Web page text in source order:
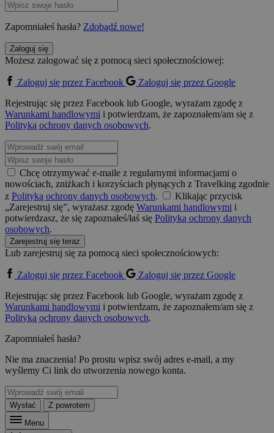
Zapomniałeś hasła? Zdobądź nowe!
Zaloguj się
Możesz zalogować się z pomocą sieci społecznościowej:
Zaloguj się przez Facebook
Zaloguj się przez Google
Rejestrując się przez Facebook lub Google, wyrażam zgodę z
Warunkami handlowymi i potwierdzam, że zapoznałem/am się z
Polityką ochrony danych osobowych.
Chcę otrzymywać e-maile z regularnymi informacjami o
nowościach, zniżkach i korzyściach płynących z Travelking zgodnie
z Polityką ochrony danych osobowych.
Klikając przycisk
„Zarejestruj się”, wyrażasz zgodę Warunkami handlowymi i
potwierdzasz, że się zapoznałeś/łaś się Polityką ochrony danych
osobowych.
Zarejestruj się teraz
Lub zarejestruj się za pomocą sieci społecznościowych:
Zaloguj się przez Facebook
Zaloguj się przez Google
Rejestrując się przez Facebook lub Google, wyrażam zgodę z
Warunkami handlowymi i potwierdzam, że zapoznałem/am się z
Polityką ochrony danych osobowych.
Zapomniałeś hasła?
Nie ma znaczenia! Po prostu wpisz swój adres e-mail, a my
wyślemy Ci link do utworzenia nowego konta.
Wysłać
Z powrotem
Menu